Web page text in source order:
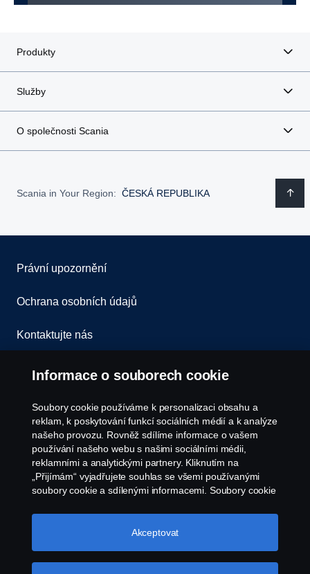
Produkty
Služby
O společnosti Scania
Scania in Your Region: ČESKÁ REPUBLIKA
Právní upozornění
Ochrana osobních údajů
Kontaktujte nás
Všeobecné obchodní podmínky
Oznámení porušení předpisů
Zásady Cookies
Nastavení Cookie
Informace o souborech cookie
Soubory cookie používáme k personalizaci obsahu a
reklam, k poskytování funkcí sociálních médií a k analýze
našeho provozu. Rovněž sdílíme informace o vašem
používání našeho webu s našimi sociálními médii,
reklamními a analytickými partnery. Kliknutím na
„Přijímám“ vyjadřujete souhlas se všemi používanými
soubory cookie a sdílenými informacemi. Soubory cookie
cookie“ a výběrem kategorií, které chcete přijmout.
Podrobnější vysvětlení toho, jak používáme soubory
Akceptovat